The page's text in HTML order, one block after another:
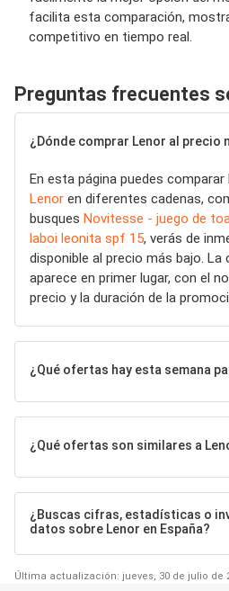
facilita esta comparación,
competitivo en tiempo real.
Preguntas frecuentes
¿Dónde comprar Lenor al precio
En esta página puedes
Lenor en diferentes cadenas,
busques Novitesse - juego de
laboi leonita spf 15, verás de
disponible al precio más bajo.
aparece en primer lugar, con el
precio y la duración de la
¿Qué ofertas hay esta semana
¿Qué ofertas son similares a
¿Buscas cifras, estadísticas o
datos sobre Lenor en España?
Última actualización: jueves, 30 de julio de